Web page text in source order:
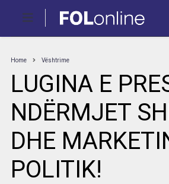
Home Vështrime
LUGINA E
NDËRMJET
DHE
POLITIK!